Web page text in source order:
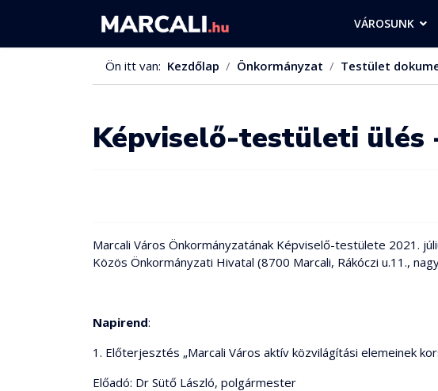
VÁROSUNK
Ön itt van: Kezdőlap Önkormányzat Testület
Képviselő-testületi ülés
Marcali Város Önkormányzatának Képviselő-testülete 2021.
Közös Önkormányzati Hivatal (8700 Marcali, Rákóczi u.11.,
Napirend:
1. Előterjesztés „Marcali Város aktív közvilágítási elemeinek
Előadó: Dr Sütő László, polgármester